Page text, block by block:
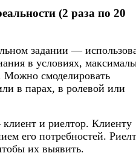
(2 раза по 20
задании —
в условиях,
смоделировать
в парах, в ролевой или
и риелтор. Клиенту
его потребностей.
их выявить.